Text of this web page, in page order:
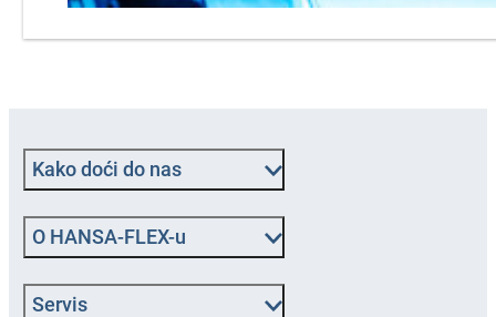
Kako doći do nas
O HANSA‑FLEX-u
Servis